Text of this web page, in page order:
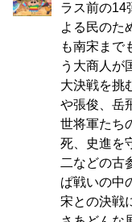
ラス前の14
よる民のた
も南宋まで
う大商人が
大決戦を挑
や張俊、岳
世将軍たち
死、史進を
二などの古
ぱ戦いの中
宋との決戦